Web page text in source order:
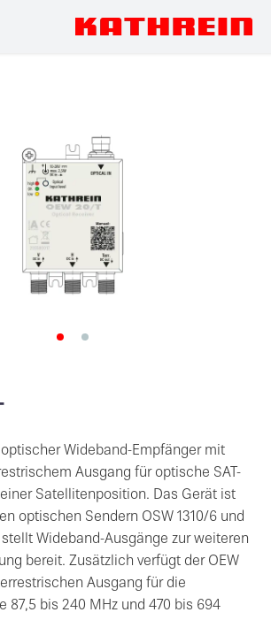
Wideband-Empfänger mit
Ausgang für optische SAT-
Satellitenposition. Das Gerät ist
optischen Sendern OSW 1310/6 und
stellt Wideband-Ausgänge zur weiteren
bereit. Zusätzlich verfügt der OEW
Ausgang für die
87,5 bis 240 MHz und 470 bis 694